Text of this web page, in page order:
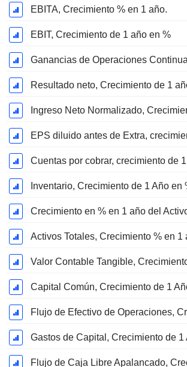
EBITA, Crecimiento % en 1 año.
EBIT, Crecimiento de 1 año en %
Resultado neto, Crecimiento de 1
Cuentas por cobrar, crecimiento de
Inventario, Crecimiento de 1 Año en
Activos Totales, Crecimiento % en 1
Capital Común, Crecimiento de 1
Gastos de Capital, Crecimiento de 1